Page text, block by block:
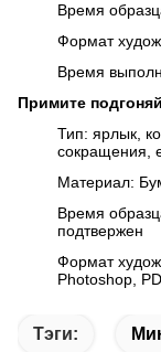
Время
Формат
Время
Примите
Тип: ярлык,
сокращения,
Материал:
Время
подтвержен
Формат
Photoshop,
Тэги: